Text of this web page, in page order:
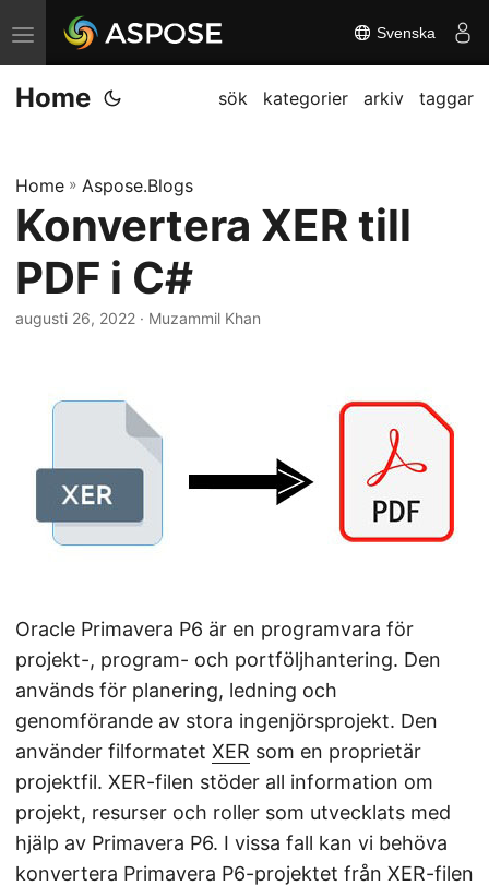
V
ä
x
n
a
i
g
Svenska
Home sök kategorier arkiv taggar
Home » Aspose.Blogs
Konvertera XER till
PDF i C#
augusti 26, 2022 · Muzammil Khan
Oracle Primavera P6 är en programvara för
projekt-, program- och portföljhantering. Den
används för planering, ledning och
genomförande av stora ingenjörsprojekt. Den
använder filformatet XER som en proprietär
projektfil. XER-filen stöder all information om
projekt, resurser och roller som utvecklats med
hjälp av Primavera P6. I vissa fall kan vi behöva
konvertera Primavera P6-projektet från XER-filen